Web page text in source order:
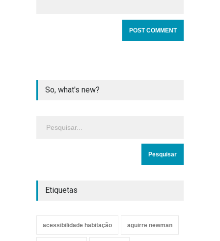
So, what's new?
Etiquetas
acessibilidade habitação aguirre newman